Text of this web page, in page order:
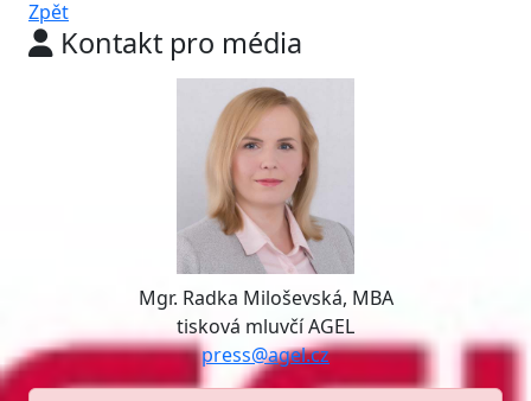
Zpět
Kontakt pro média
Mgr. Radka Miloševská, MBA
tisková mluvčí AGEL
press@agel.cz